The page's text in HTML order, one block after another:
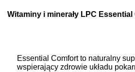
Witaminy i minerały LPC
Essential Comfort to naturalny
wspierający zdrowie układu